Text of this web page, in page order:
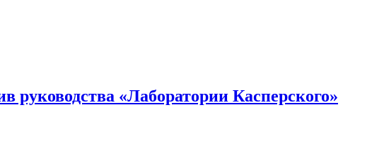
«Лаборатории Касперского»